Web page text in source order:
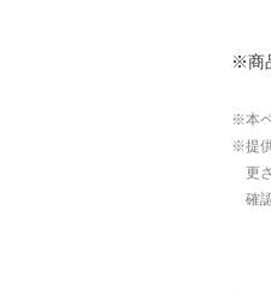
※商
本
提
更
確